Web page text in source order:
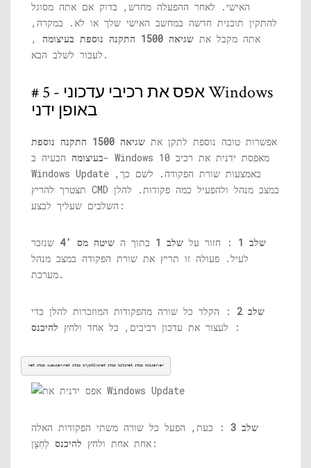
האישי. לאחר ההפעלה מחדש, בדוק אם אתה מסוגל
להתקין תוכנית חדשה במחשב האישי שלך או לא. במקרה,
אתה מקבל את שגיאה 1500 התקנה נוספת בעיצומה
,
לעבור לשלב הבא.
# 5 - אפס את רכיבי עדכוני Windows
באופן ידני
אפשרות טובה נוספת לתקן את
שגיאה 1500 התקנה נוספת
בעיצומה הבעיה ב- Windows 10 מאפסת ידנית את רכיב
Windows Update באמצעות שורת הפקודה. לשם כך,
תצטרך להריץ CMD במצב מנהל ולהפעיל כמה פקודות. להלן
השלבים שעליך לבצע:
שלב 1 : חזור על שלב 1 בתוך ה שיטה מס '4
שנזכר
לעיל. פעולה זו תריץ את שורת הפקודה במצב מנהל
מערכת.
שלב 2
: הקלד כל שורה מהפקודות המוזכרות להלן כדי
לעצור את עדכון רכיבים, כל אחד ולחץ להיכנס :
net stop wuauservnet stop cryptSvcnet stop bitsnet stop msiserver
שלב 3
: כעת, הפעל כל שורה משתי הפקודות האלה
אחת אחת ולחץ להיכנס לַחְצָן: